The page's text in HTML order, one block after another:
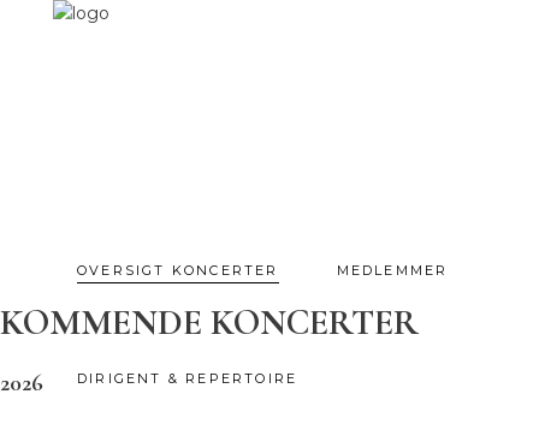
OVERSIGT KONCERTER MEDLEMMER
DIRIGENT & REPERTOIRE
KOMMENDE KONCERTER
2026